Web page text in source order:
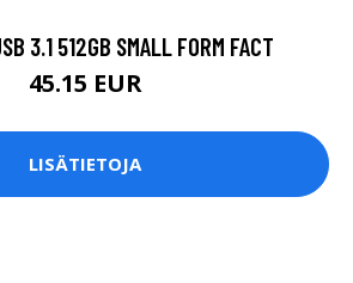
3.1 512GB SMALL FORM FACT
45.15 EUR
LISÄTIETOJA